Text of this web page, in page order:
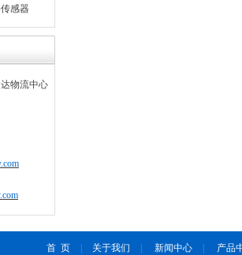
感器
物流中心
首 页 关于我们 新闻中心 产品